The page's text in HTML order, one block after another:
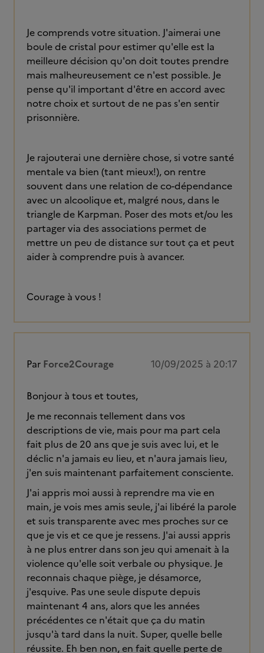
Je comprends votre situation. J'aimerai une
boule de cristal pour estimer qu'elle est la
meilleure décision qu'on doit toutes prendre
mais malheureusement ce n'est possible. Je
pense qu'il important d'être en accord avec
notre choix et surtout de ne pas s'en sentir
prisonnière.
Je rajouterai une dernière chose, si votre santé
mentale va bien (tant mieux!), on rentre
souvent dans une relation de co-dépendance
avec un alcoolique et, malgré nous, dans le
triangle de Karpman. Poser des mots et/ou les
partager via des associations permet de
mettre un peu de distance sur tout ça et peut
aider à comprendre puis à avancer.
Courage à vous !
Par Force2Courage 10/09/2025 à 20:17
Bonjour à tous et toutes,
Je me reconnais tellement dans vos
descriptions de vie, mais pour ma part cela
fait plus de 20 ans que je suis avec lui, et le
déclic n'a jamais eu lieu, et n'aura jamais lieu,
j'en suis maintenant parfaitement consciente.
J'ai appris moi aussi à reprendre ma vie en
main, je vois mes amis seule, j'ai libéré la parole
et suis transparente avec mes proches sur ce
que je vis et ce que je ressens. J'ai aussi appris
à ne plus entrer dans son jeu qui amenait à la
violence qu'elle soit verbale ou physique. Je
reconnais chaque piège, je désamorce,
j'esquive. Pas une seule dispute depuis
maintenant 4 ans, alors que les années
précédentes ce n'était que ça du matin
jusqu'à tard dans la nuit. Super, quelle belle
réussite. Eh ben non, en fait quelle perte de